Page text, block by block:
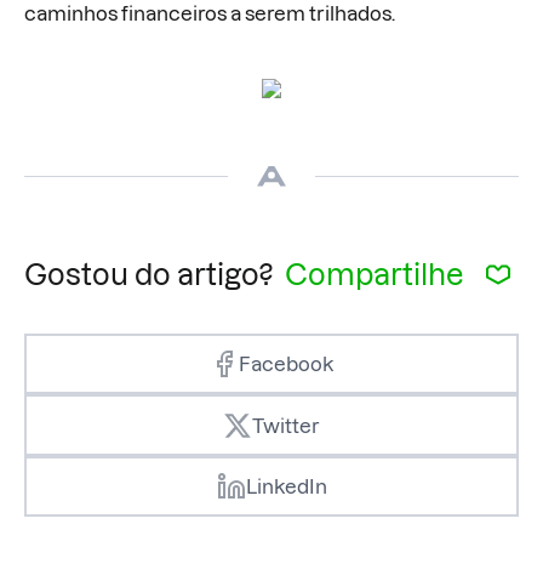
caminhos financeiros a serem trilhados.
Gostou do artigo? Compartilhe
Facebook
Twitter
LinkedIn